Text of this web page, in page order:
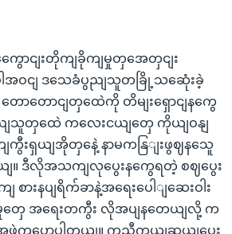
ောငျးတိုကျခိုကျမှုတှအေတှငျး
အဝငျ ဒသေခံပွညျသူတခြို့သဆေုံးခဲ့
ာတောငျတှထေဲကို တိမျးရှောငျနကွေ
ျသူတှထေဲ ကလေးငယျတှေ ကိုယျဝနျ
ကွီးရှယျအိုတှနေဲ့ နာမကနြျးဖွဈနသေူ
ယျ။ ဒီလိုအသကျလုပွေးနကွေရတဲ့ စဈပွေး
းနပျရိက်ခာနဲ့အရေးပေါျဆေးဝါး
တှေ အရေးတကွီး လိုအပျနတေယျလို့ က
ဖှဲ့ကပွောပါတယျ။ ကူညီကယျဆယျပေး